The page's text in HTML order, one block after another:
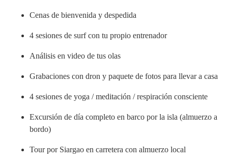
Cenas de bienvenida y despedida
4 sesiones de surf con tu propio entrenador
Análisis en video de tus olas
Grabaciones con dron y paquete de fotos para llevar a casa
4 sesiones de yoga / meditación / respiración consciente
Excursión de día completo en barco por la isla (almuerzo a
bordo)
Tour por Siargao en carretera con almuerzo local